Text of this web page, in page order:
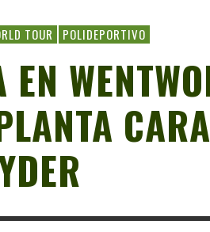
TOUR POLIDEPORTIVO